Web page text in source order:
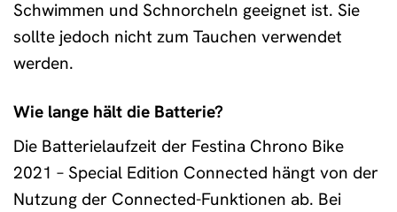
Schwimmen und Schnorcheln geeignet ist. Sie
sollte jedoch nicht zum Tauchen verwendet
werden.
Wie lange hält die Batterie?
Die Batterielaufzeit der Festina Chrono Bike
2021 – Special Edition Connected hängt von der
Nutzung der Connected-Funktionen ab. Bei